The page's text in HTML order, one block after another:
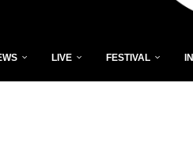
LIVE FESTIVAL